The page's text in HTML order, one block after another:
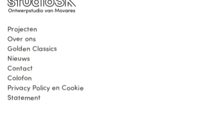
Projecten
Over ons
Golden Classics
Nieuws
Contact
Colofon
Privacy Policy en Cookie
Statement